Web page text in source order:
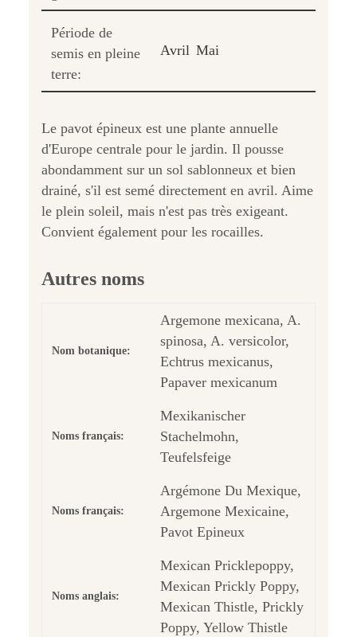
Période de
semis en pleine
terre:
Avril Mai
Le pavot épineux est une plante annuelle
d'Europe centrale pour le jardin. Il pousse
abondamment sur un sol sablonneux et bien
drainé, s'il est semé directement en avril. Aime
le plein soleil, mais n'est pas très exigeant.
Convient également pour les rocailles.
Autres noms
Nom botanique:
Argemone mexicana, A.
spinosa, A. versicolor,
Echtrus mexicanus,
Papaver mexicanum
Noms français:
Mexikanischer
Stachelmohn,
Teufelsfeige
Noms français:
Argémone Du Mexique,
Argemone Mexicaine,
Pavot Epineux
Noms anglais:
Mexican Pricklepoppy,
Mexican Prickly Poppy,
Mexican Thistle, Prickly
Poppy, Yellow Thistle